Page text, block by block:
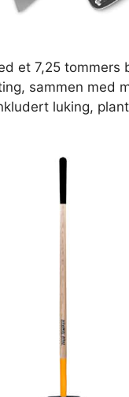
et 7,25 tommers
sammen med
luking,